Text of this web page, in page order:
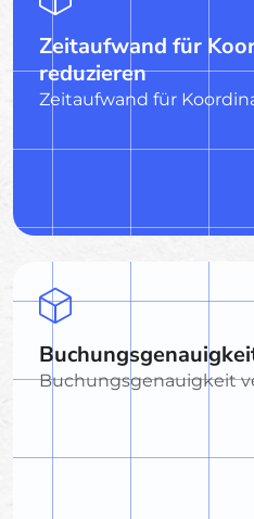
Zeitaufwand für
reduzieren
Zeitaufwand für
Buchungsgenauigkeit